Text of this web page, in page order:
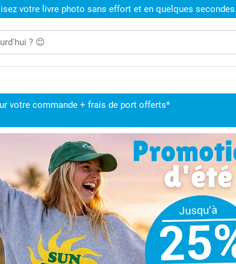
votre livre photo sans effort et en quelques
votre commande + frais de port offerts*